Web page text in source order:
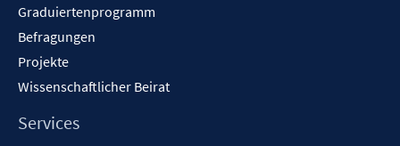
Graduiertenprogramm
Befragungen
Projekte
Wissenschaftlicher Beirat
Services